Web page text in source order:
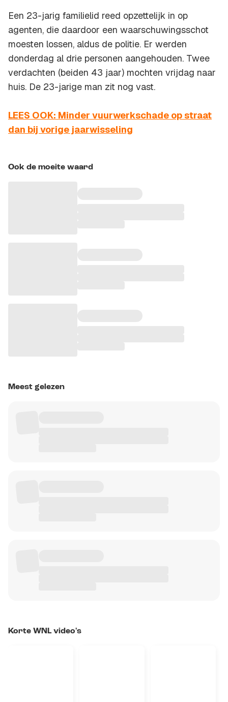
Een 23-jarig familielid reed opzettelijk in op
agenten, die daardoor een waarschuwingsschot
moesten lossen, aldus de politie. Er werden
donderdag al drie personen aangehouden. Twee
verdachten (beiden 43 jaar) mochten vrijdag naar
huis. De 23-jarige man zit nog vast.
LEES OOK: Minder vuurwerkschade op straat
dan bij vorige jaarwisseling
Ook de moeite waard
Meest gelezen
Korte WNL video's